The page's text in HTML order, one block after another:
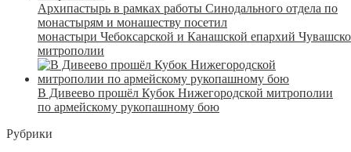
Архипастырь в рамках работы Синодального отдела по
монастырям и монашеству посетил
монастыри Чебоксарской и Канашской епархий
митрополии
В Дивеево прошёл Кубок Нижегородской митрополии
по армейскому рукопашному бою
Рубрики